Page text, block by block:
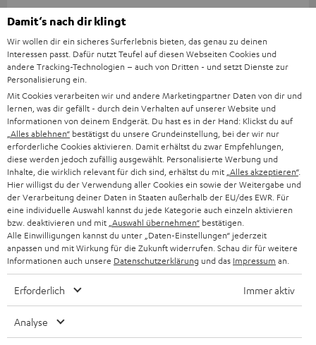
High-Speed HDMI® Kabel
mit Ethernet
Highspeed HDMI-Kabel
unterstützt aktuelle Standards
wie z.B. 4K 50/60p und 4K 3D
CHF 39, 99
Weiteres Zubehör
Damit‘s nach dir klingt
Wir wollen dir ein sicheres Surferlebnis bieten, das genau zu deinen
Interessen passt. Dafür nutzt Teufel auf diesen Webseiten Cookies und
andere Tracking-Technologien – auch von Dritten - und setzt Dienste zur
Personalisierung ein.
Mit Cookies verarbeiten wir und andere Marketingpartner Daten von dir und
lernen, was dir gefällt - durch dein Verhalten auf unserer Website und
Informationen von deinem Endgerät. Du hast es in der Hand: Klickst du auf
„Alles ablehnen“ bestätigst du unsere Grundeinstellung, bei der wir nur
erforderliche Cookies aktivieren. Damit erhältst du zwar Empfehlungen,
diese werden jedoch zufällig ausgewählt. Personalisierte Werbung und
Inhalte, die wirklich relevant für dich sind, erhältst du mit „Alles akzeptieren“.
Hier willigst du der Verwendung aller Cookies ein sowie der Weitergabe und
der Verarbeitung deiner Daten in Staaten außerhalb der EU/des EWR. Für
eine individuelle Auswahl kannst du jede Kategorie auch einzeln aktivieren
bzw. deaktivieren und mit „Auswahl übernehmen“ bestätigen.
Alle Einwilligungen kannst du unter „Daten-Einstellungen“ jederzeit
anpassen und mit Wirkung für die Zukunft widerrufen. Schau dir für weitere
Informationen auch unsere Datenschutzerklärung und das Impressum an.
Erforderlich Immer aktiv
Analyse